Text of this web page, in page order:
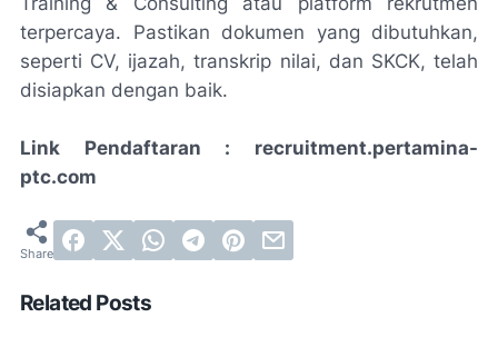
terpercaya. Pastikan dokumen yang dibutuhkan,
seperti CV, ijazah, transkrip nilai, dan SKCK, telah
disiapkan dengan baik.
Link Pendaftaran : recruitment.pertamina-
ptc.com
Related Posts